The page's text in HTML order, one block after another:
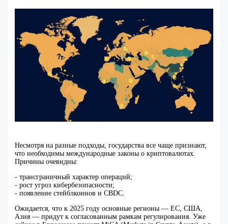
Несмотря на разные подходы, государства все чаще признают,
что необходимы международные законы о криптовалютах.
Причины очевидны:
- трансграничный характер операций;
- рост угроз кибербезопасности;
- появление стейблкоинов и CBDC.
Ожидается, что к 2025 году основные регионы — ЕС, США,
Азия — придут к согласованным рамкам регулирования. Уже